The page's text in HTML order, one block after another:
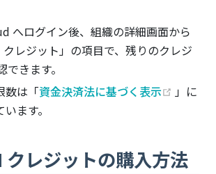
へログイン後、組織の詳細画面から
クレジット」の項目で、残りのクレジ
できます。
数は「資金決済法に基づく表示
」に
ます。
クレジットの購入方法